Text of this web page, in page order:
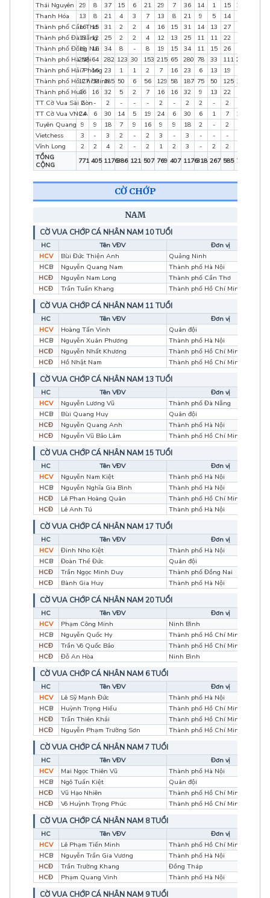
Thái Nguyên 29 8 37 15 6 21 29 7 36 14 1 15 29
Thanh Hóa
13 8 21 4 3 7 13 8 21 9 5 14
Thành phố Cần Thơ
16 15 31 2 2 4 16 15 31 14 13 27
Thành phố Đà Nẵng
13 12 25 2 2 4 12 13 25 11 11 22
Thành phố Đồng Nai
19 15 34 8 - 8 19 15 34 11 15 26
Thành phố Hà Nội
218 64 282 123 30 153 215 65 280 78 33 111 220
Thành phố Hải Phòng
7 16 23 1 1 2 7 16 23 6 13 19
Thành phố Hồ Chí Minh
127 58 185 50 6 56 129 58 187 75 50 125 129
Thành phố Huế16 16 32 5 2 7 16 16 32 9 13 22
TT Cờ Vua Sài Gòn
2 - 2 - - - 2 - 2 2 - 2
TT Cờ Vua VNCA
24 6 30 14 5 19 24 6 30 6 1 7 24
Tuyên Quang 9 9 18 7 9 16 9 9 18 2 - 2
Vietchess
3 - 3 2 - 2 3 - 3 - - -
Vĩnh Long
2 2 4 2 - 2 1 2 3 - 2 2
TỔNG
CỘNG
771 405 1176386 121 507 769 407 1176318 267 585 782
CỜ CHỚP
NAM
CỜ VUA CHỚP CÁ NHÂN NAM 10 TUỔI
HC Tên VĐV
Đơn vị
HCV
Bùi Đức Thiện Anh
Quảng Ninh
HCB
Nguyễn Quang Nam
Thành phố Hà Nội
HCĐ
Nguyễn Nam Long
Thành phố Cần Thơ
HCĐ
Trần Tuấn Khang Thành phố Hồ Chí Minh
CỜ VUA CHỚP CÁ NHÂN NAM 11 TUỔI
HC Tên VĐV
Đơn vị
HCV
Hoàng Tấn Vinh
Quân đội
HCB
Nguyễn Xuân Phương
Thành phố Hà Nội
HCĐ
Nguyễn Nhất Khương
Thành phố Hồ Chí Minh
HCĐ
Hồ Nhật Nam Thành phố Hồ Chí Minh
CỜ VUA CHỚP CÁ NHÂN NAM 13 TUỔI
HC Tên VĐV
Đơn vị
HCV
Nguyễn Lương Vũ
Thành phố Đà Nẵng
HCB
Bùi Quang Huy
Quân đội
HCĐ
Nguyễn Quang Anh
Thành phố Hà Nội
HCĐ
Nguyễn Vũ Bảo Lâm Thành phố Hồ Chí Minh
CỜ VUA CHỚP CÁ NHÂN NAM 15 TUỔI
HC Tên VĐV
Đơn vị
HCV
Nguyễn Nam Kiệt
Thành phố Hà Nội
HCB
Nguyễn Nghĩa Gia Bình
Thành phố Hà Nội
HCĐ
Lê Phan Hoàng Quân
Thành phố Hồ Chí Minh
HCĐ
Lê Anh Tú Thành phố Hà Nội
CỜ VUA CHỚP CÁ NHÂN NAM 17 TUỔI
HC Tên VĐV
Đơn vị
HCV
Đinh Nho Kiệt
Thành phố Hà Nội
HCB
Đoàn Thế Đức
Quân đội
HCĐ
Trần Ngọc Minh Duy
Thành phố Đồng Nai
HCĐ
Bành Gia Huy Thành phố Hà Nội
CỜ VUA CHỚP CÁ NHÂN NAM 20 TUỔI
HC Tên VĐV
Đơn vị
HCV
Phạm Công Minh
Ninh Bình
HCB
Nguyễn Quốc Hy
Thành phố Hồ Chí Minh
HCĐ
Trần Võ Quốc Bảo
Thành phố Hồ Chí Minh
HCĐ
Đỗ An Hòa Ninh Bình
CỜ VUA CHỚP CÁ NHÂN NAM 6 TUỔI
HC Tên VĐV
Đơn vị
HCV
Lê Sỹ Mạnh Đức
Thành phố Hà Nội
HCB
Huỳnh Trọng Hiếu
Thành phố Hồ Chí Minh
HCĐ
Trần Thiên Khải
Thành phố Hồ Chí Minh
HCĐ
Nguyễn Phạm Trường Sơn Thành phố Hồ Chí Minh
CỜ VUA CHỚP CÁ NHÂN NAM 7 TUỔI
HC Tên VĐV
Đơn vị
HCV
Mai Ngọc Thiên Vũ
Thành phố Hà Nội
HCB
Ngô Tuấn Kiệt
Quân đội
HCĐ
Vũ Hạo Nhiên
Thành phố Hồ Chí Minh
HCĐ
Võ Huỳnh Trọng Phúc Thành phố Hồ Chí Minh
CỜ VUA CHỚP CÁ NHÂN NAM 8 TUỔI
HC Tên VĐV
Đơn vị
HCV
Lê Phạm Tiến Minh
Thành phố Hồ Chí Minh
HCB
Nguyễn Trần Gia Vương
Thành phố Hà Nội
HCĐ
Trần Trường Khang
Đồng Tháp
HCĐ
Phạm Quang Vinh Thành phố Hà Nội
CỜ VUA CHỚP CÁ NHÂN NAM 9 TUỔI